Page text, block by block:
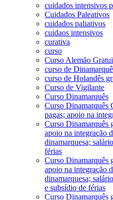
cuidados intensivos
Cuidados Paleativos
cuidados paliativos
cuidaos intensivos
curativa
curso
Curso Alemão
curso de
curso de Holandês
Curso de Vigilante
Curso Dinamarquês
Curso Dinamarquês
pagas; apoio na
Curso Dinamarquês
apoio na integração
dinamarquesa;
férias
Curso Dinamarquês
apoio na integração
dinamarquesa;
e subsídio de férias
Curso Dinamarquês